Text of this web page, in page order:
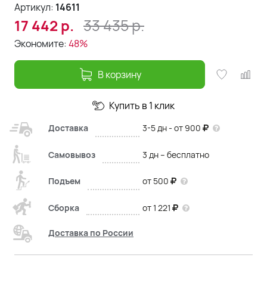
Артикул: 14611
17 442р. 33 435р.
Экономите:48%
В корзину
Купить в 1 клик
Доставка 3-5 дн - от 900
Самовывоз 3 дн – бесплатно
Подъем от 500
Сборка от 1 221
Доставка по России